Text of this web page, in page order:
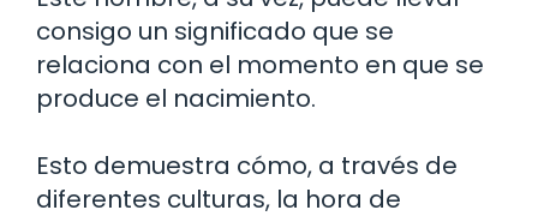
consigo un significado que se
relaciona con el momento en que se
produce el nacimiento.
Esto demuestra cómo, a través de
diferentes culturas, la hora de